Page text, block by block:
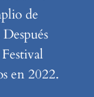
de
Después
en 2022.